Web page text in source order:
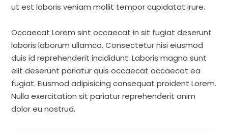
ut est laboris veniam mollit tempor cupidatat irure.
Occaecat Lorem sint occaecat in sit fugiat deserunt
laboris laborum ullamco. Consectetur nisi eiusmod
duis id reprehenderit incididunt. Laboris magna sunt
elit deserunt pariatur quis occaecat occaecat ea
fugiat. Eiusmod adipisicing consequat proident Lorem.
Nulla exercitation sit pariatur reprehenderit anim
dolor eu nostrud.